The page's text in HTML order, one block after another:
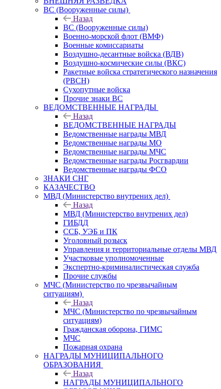
ВС (Вооруженные силы)
Назад
ВС (Вооруженные силы)
Военно-морской флот (ВМФ)
Военные комиссариаты
Воздушно-десантные войска (ВДВ)
Воздушно-космические силы (ВКС)
Ракетные войска стратегического назначения
(РВСН)
Сухопутные войска
Прочие знаки ВС
ВЕДОМСТВЕННЫЕ НАГРАДЫ
Назад
ВЕДОМСТВЕННЫЕ НАГРАДЫ
Ведомственные награды МВД
Ведомственные награды МО
Ведомственные награды МЧС
Ведомственные награды Росгвардии
Ведомственные награды ФСО
ЗНАКИ СНГ
КАЗАЧЕСТВО
МВД (Министерство внутрених дел)
Назад
МВД (Министерство внутрених дел)
ГИБДД
ССБ, УЭБ и ПК
Уголовный розыск
Управления и территориальные отделы МВД
Участковые уполномоченные
Экспертно-криминалистическая служба
Прочие службы
МЧС (Министерство по чрезвычайным
ситуациям)
Назад
МЧС (Министерство по чрезвычайным
ситуациям)
Гражданская оборона, ГИМС
МЧС
Пожарная охрана
НАГРАДЫ МУНИЦИПАЛЬНОГО
ОБРАЗОВАНИЯ
Назад
НАГРАДЫ МУНИЦИПАЛЬНОГО